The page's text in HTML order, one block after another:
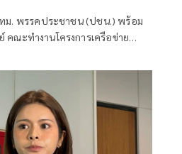
ม. พรรคประชาชน (ปชน.) พร้อม
คณะทำงานโครงการเครือข่าย
านการเยือนไทยอย่างเป็นทางการ